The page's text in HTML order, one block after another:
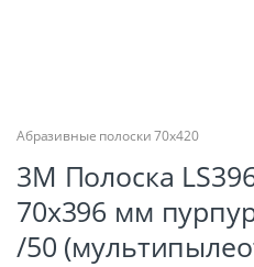
Абразивные полоски 70х420
3М Полоска
70х396 мм
/50